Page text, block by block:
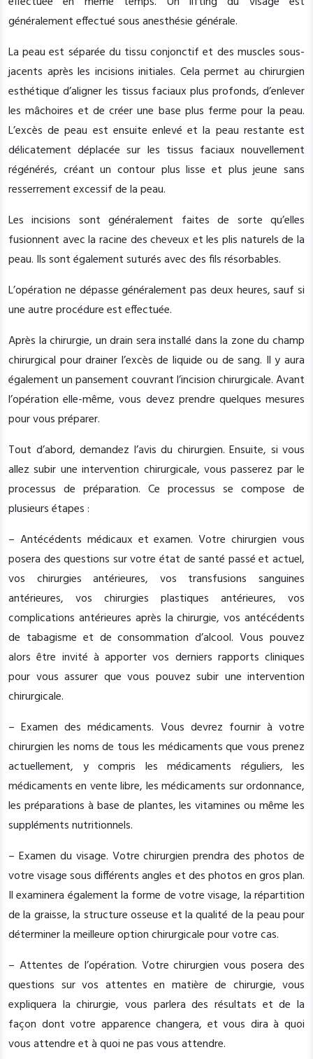
généralement effectué sous anesthésie générale.
La peau est séparée du tissu conjonctif et des muscles sous-
jacents après les incisions initiales. Cela permet au chirurgien
esthétique d’aligner les tissus faciaux plus profonds, d’enlever
les mâchoires et de créer une base plus ferme pour la peau.
L’excès de peau est ensuite enlevé et la peau restante est
délicatement déplacée sur les tissus faciaux nouvellement
régénérés, créant un contour plus lisse et plus jeune sans
resserrement excessif de la peau.
Les incisions sont généralement faites de sorte qu’elles
fusionnent avec la racine des cheveux et les plis naturels de la
peau. Ils sont également suturés avec des fils résorbables.
L’opération ne dépasse généralement pas deux heures, sauf si
une autre procédure est effectuée.
Après la chirurgie, un drain sera installé dans la zone du champ
chirurgical pour drainer l’excès de liquide ou de sang. Il y aura
également un pansement couvrant l’incision chirurgicale. Avant
l’opération elle-même, vous devez prendre quelques mesures
pour vous préparer.
Tout d’abord, demandez l’avis du chirurgien. Ensuite, si vous
allez subir une intervention chirurgicale, vous passerez par le
processus de préparation. Ce processus se compose de
plusieurs étapes :
– Antécédents médicaux et examen. Votre chirurgien vous
posera des questions sur votre état de santé passé et actuel,
vos chirurgies antérieures, vos transfusions sanguines
antérieures, vos chirurgies plastiques antérieures, vos
complications antérieures après la chirurgie, vos antécédents
de tabagisme et de consommation d’alcool. Vous pouvez
alors être invité à apporter vos derniers rapports cliniques
pour vous assurer que vous pouvez subir une intervention
chirurgicale.
– Examen des médicaments. Vous devrez fournir à votre
chirurgien les noms de tous les médicaments que vous prenez
actuellement, y compris les médicaments réguliers, les
médicaments en vente libre, les médicaments sur ordonnance,
les préparations à base de plantes, les vitamines ou même les
suppléments nutritionnels.
– Examen du visage. Votre chirurgien prendra des photos de
votre visage sous différents angles et des photos en gros plan.
Il examinera également la forme de votre visage, la répartition
de la graisse, la structure osseuse et la qualité de la peau pour
déterminer la meilleure option chirurgicale pour votre cas.
– Attentes de l’opération. Votre chirurgien vous posera des
questions sur vos attentes en matière de chirurgie, vous
expliquera la chirurgie, vous parlera des résultats et de la
façon dont votre apparence changera, et vous dira à quoi
vous attendre et à quoi ne pas vous attendre.